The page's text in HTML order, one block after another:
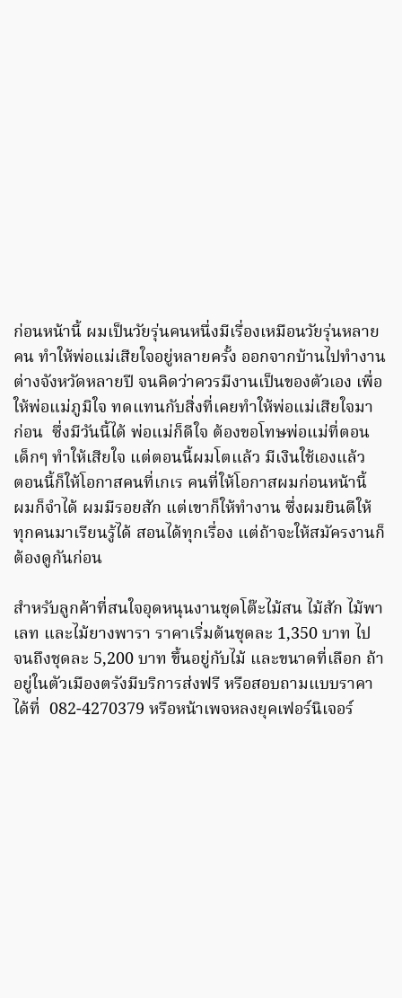
ก่อนหน้านี้ ผมเป็นวัยรุ่นคนหนึ่งมีเรื่องเหมือนวัยรุ่นหลาย
คน ทำให้พ่อแม่เสียใจอยู่หลายครั้ง ออกจากบ้านไปทำงาน
ต่างจังหวัดหลายปี จนคิดว่าควรมีงานเป็นของตัวเอง เพื่อ
ให้พ่อแม่ภูมิใจ ทดแทนกับสิ่งที่เคยทำให้พ่อแม่เสียใจมา
ก่อน ซึ่งมีวันนี้ได้ พ่อแม่ก็ดีใจ ต้องขอโทษพ่อแม่ที่ตอน
เด็กๆ ทำให้เสียใจ แต่ตอนนี้ผมโตแล้ว มีเงินใช้เองแล้ว
ตอนนี้ก็ให้โอกาสคนที่เกเร คนที่ให้โอกาสผมก่อนหน้านี้
ผมก็จำได้ ผมมีรอยสัก แต่เขาก็ให้ทำงาน ซึ่งผมยินดีให้
ทุกคนมาเรียนรู้ได้ สอนได้ทุกเรื่อง แต่ถ้าจะให้สมัครงานก็
ต้องดูกันก่อน
สำหรับลูกค้าที่สนใจอุดหนุนงานชุดโต๊ะไม้สน ไม้สัก ไม้พา
เลท และไม้ยางพารา ราคาเริ่มต้นชุดละ 1,350 บาท ไป
จนถึงชุดละ 5,200 บาท ขึ้นอยู่กับไม้ และขนาดที่เลือก ถ้า
อยู่ในตัวเมืองตรังมีบริการส่งฟรี หรือสอบถามแบบราคา
ได้ที่ 082-4270379 หรือหน้าเพจหลงยุคเฟอร์นิเจอร์